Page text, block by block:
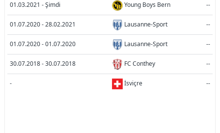
01.03.2021 - Şimdi Young Boys Bern --
01.07.2020 - 28.02.2021 Lausanne-Sport --
01.07.2020 - 01.07.2020 Lausanne-Sport --
30.07.2018 - 30.07.2018 FC Conthey --
- İsviçre --